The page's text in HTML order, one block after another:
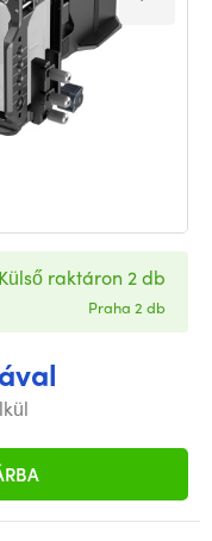
Külső raktáron 2 db
Praha 2 db